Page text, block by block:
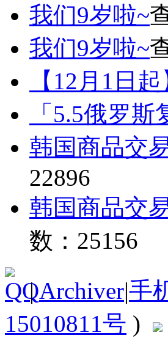
我们9岁啦~
我们9岁啦~
【12月1日
「5.5俄罗
韩国商品交
22896
韩国商品交
数：25156
| Archiver|手
15010811号 )